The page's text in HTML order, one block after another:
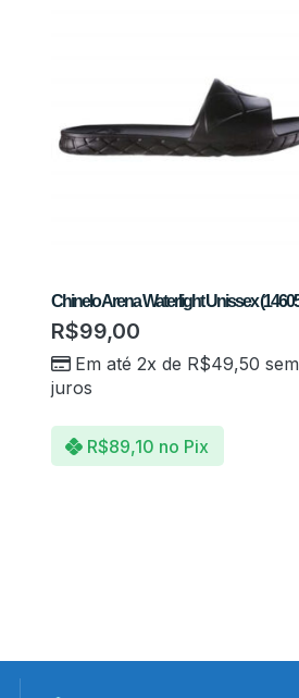
Chinelo Arena Waterlight Unissex
R$99,00
Em até 2x de R$49,50 sem
juros
R$89,10 no Pix